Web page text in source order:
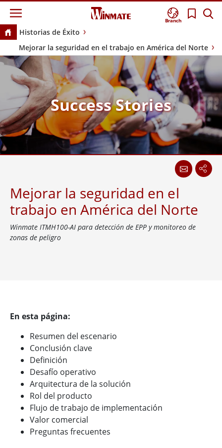
Branch
Historias de Éxito
Mejorar la seguridad en el trabajo en América del Norte
Success Stories
Mejorar la seguridad en el
trabajo en América del Norte
Winmate ITMH100-AI para detección de EPP y monitoreo de
zonas de peligro
En esta página:
Resumen del escenario
Conclusión clave
Definición
Desafío operativo
Arquitectura de la solución
Rol del producto
Flujo de trabajo de implementación
Valor comercial
Preguntas frecuentes